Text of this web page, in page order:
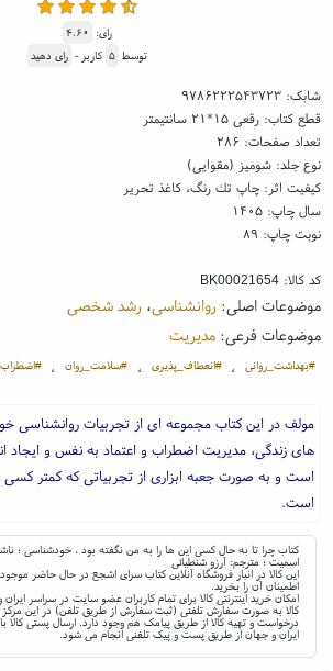
رای: ۴.۶۰
توسط ۵ کاربر - رای دهید
شابک:۹۷۸۶۲۲۲۵۴۳۷۲۳
قطع کتاب: رقعی ۱۵*۲۱ سانتیمتر
تعداد صفحات: ۲۸۶
نوع جلد: شومیز (مقوایی)
کیفیت اثر: چاپ تك رنگ، کاغذ تحریر
سال چاپ: ۱۴۰۵
نوبت چاپ: ۸۹
کد کالا:BK00021654
موضوعات اصلی: روانشناسی، رشد شخصی
موضوعات فرعی:مدیریت
#بهداشت_روانی ، #انعطاف_پذیری ، #سلامت_روان ، #اضطراب
مولف در این کتاب مجموعه ای از تجربیات روانشناسی
های زندگی، مدیریت اضطراب و اعتماد به نفس و ایجاد
است و به صورت جعبه ابزاری از تجربیاتی که کمتر
است.
کتاب چرا تا به حال کسی این ها را به من نگفته بود ، خودشناسی ؛
اسمیت ؛ مترجم: آرزو شنطیائی
این کالا در انبار فروشگاه آنلاین کتاب سرای اشجع در حال حاضر
اطمینان آن را بخرید.
امکان خرید اینترنتی کالا برای تمام کاربران عضو سایت در سراسر
کالا به صورت سفارش تلفنی (ثبت سفارش از طریق تلفن) در این
درخواست و تهیه کالا از طریق پیامک هم وجود دارد. ارسال پستی کالا
ایران و جهان از طریق پست و پیک تلفنی انجام می شود.